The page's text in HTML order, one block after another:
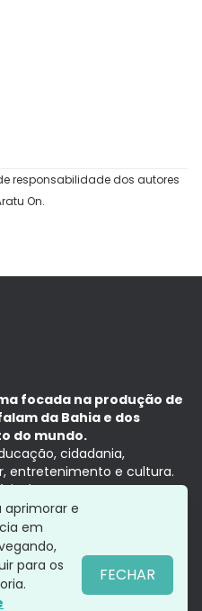
responsabilidade dos autores
On.
focada na produção de
da Bahia e dos
do mundo.
cidadania,
entretenimento e cultura.
é no tempo presente,
Aratu.
aprimorar e
em
para os
FECHAR